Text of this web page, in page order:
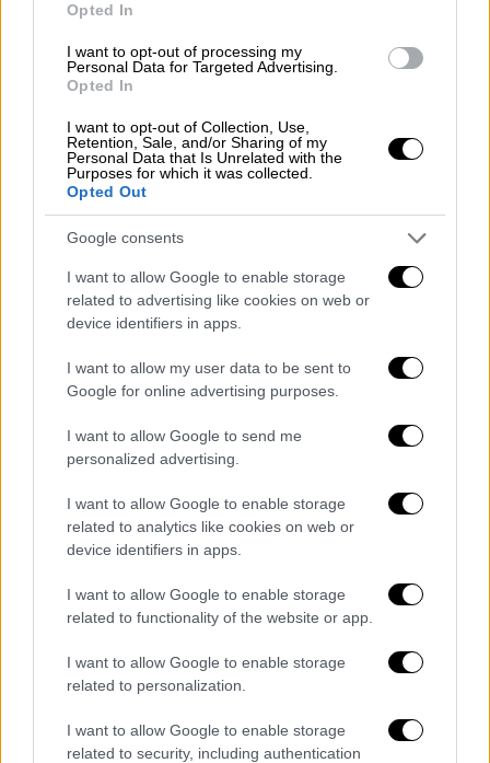
Opted In
I want to opt-out of processing my
Personal Data for Targeted Advertising.
Opted In
I want to opt-out of Collection, Use,
Retention, Sale, and/or Sharing of my
Personal Data that Is Unrelated with the
Purposes for which it was collected.
Opted Out
Google consents
I want to allow Google to enable storage
related to advertising like cookies on web or
device identifiers in apps.
I want to allow my user data to be sent to
Google for online advertising purposes.
I want to allow Google to send me
personalized advertising.
I want to allow Google to enable storage
related to analytics like cookies on web or
device identifiers in apps.
I want to allow Google to enable storage
related to functionality of the website or app.
I want to allow Google to enable storage
related to personalization.
I want to allow Google to enable storage
related to security, including authentication
οποίο προσέγγιζε την κινηματογραφική
χιουμοριστικές ατάκες και έναν άμεσο
τρόπο επικοινωνίας, κατάφερε να
μετατρέψει την αξιολόγηση ταινιών σε
καθημερινή ψυχαγωγία για εκατομμύρια
τηλεθεατές.
Η δημοσιογραφική του πορεία ξεκίνησε από
τον έντυπο Τύπο, συνεργαζόμενος με
σημαντικά μέσα ενημέρωσης, μεταξύ των
οποίων το Ladies’ Home Journal και οι New
York Times. Το 1970 εντάχθηκε στην ομάδα
της εκπομπής «Today» και τ ρία χρόνια
αργότερα ανέλαβε μόνιμα καθήκοντα
κριτικού βιβλίου και κινηματογράφου, θέση
που διατήρησε για συνολικά 37 χρόνια.
Σε αντίθεση με άλλους διάσημους κριτικούς
της εποχής του, ο Σάλιτπροτιμούσε έναν
πιο προσιτό και ανάλαφρο σχολιασμό, χωρίς
ωστόσο να διστάζει να ασκήσει αυστηρή
κριτική όταν το έκρινε απαραίτητο . Οι
χαρακτηριστικές του ατάκες άφησαν το δικό
τους αποτύπωμα στην ιστορία της
κινηματογραφικής δημοσιογραφίας.